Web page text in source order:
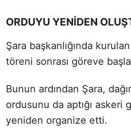
ORDUYU YENİDEN
Şara başkanlığında
töreni sonrası göreve
Bunun ardından Şara,
ordusunu da aptığı askeri
yeniden organize etti.